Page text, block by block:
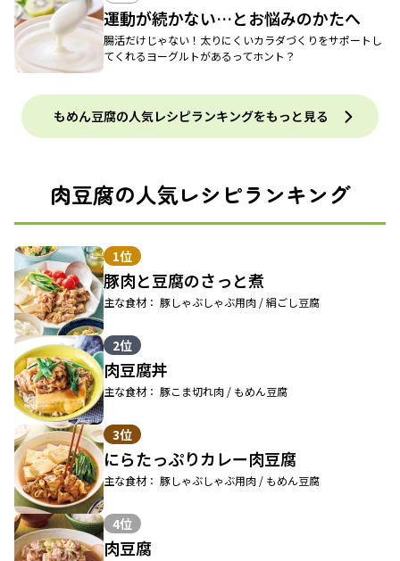
運動が続かない…とお悩みのかたへ
腸活だけじゃない！太りにくいカラダづくりをサポートし
てくれるヨーグルトがあるってホント？
もめん豆腐の人気レシピランキングをもっと見る
肉豆腐の人気レシピランキング
1位
豚肉と豆腐のさっと煮
主な食材： 豚しゃぶしゃぶ用肉 / 絹ごし豆腐
2位
肉豆腐丼
主な食材： 豚こま切れ肉 / もめん豆腐
3位
にらたっぷりカレー肉豆腐
主な食材： 豚しゃぶしゃぶ用肉 / もめん豆腐
4位
肉豆腐